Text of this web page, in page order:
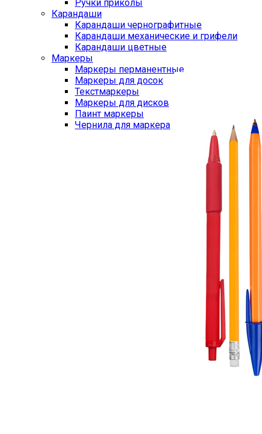
Ручки приколы
Карандаши
Карандаши чернографитные
Карандаши механические и грифели
Карандаши цветные
Маркеры
Маркеры перманентные
Маркеры для досок
Текстмаркеры
Маркеры для дисков
Паинт маркеры
Чернила для маркера